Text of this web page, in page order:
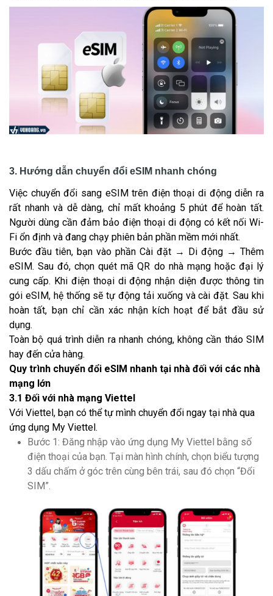
3. Hướng dẫn chuyển đổi eSIM nhanh chóng
Việc chuyển đổi sang eSIM trên điện thoại di động diễn ra
rất nhanh và dễ dàng, chỉ mất khoảng 5 phút để hoàn tất.
Người dùng cần đảm bảo điện thoại di động có kết nối Wi-
Fi ổn định và đang chạy phiên bản phần mềm mới nhất.
Bước đầu tiên, bạn vào phần Cài đặt → Di động → Thêm
eSIM. Sau đó, chọn quét mã QR do nhà mạng hoặc đại lý
cung cấp. Khi điện thoại di động nhận diện được thông tin
gói eSIM, hệ thống sẽ tự động tải xuống và cài đặt. Sau khi
hoàn tất, bạn chỉ cần xác nhận kích hoạt để bắt đầu sử
dụng.
Toàn bộ quá trình diễn ra nhanh chóng, không cần tháo SIM
hay đến cửa hàng.
Quy trình chuyển đổi eSIM nhanh tại nhà đối với các nhà
mạng lớn
3.1 Đối với nhà mạng Viettel
Với Viettel, bạn có thể tự mình chuyển đổi ngay tại nhà qua
ứng dụng My Viettel.
Bước 1: Đăng nhập vào ứng dụng My Viettel bằng số
điện thoại của bạn. Tại màn hình chính, chọn biểu tượng
3 dấu chấm ở góc trên cùng bên trái, sau đó chọn “Đổi
SIM”.